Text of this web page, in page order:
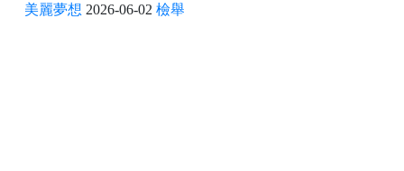
美麗夢想 2026-06-02 檢舉